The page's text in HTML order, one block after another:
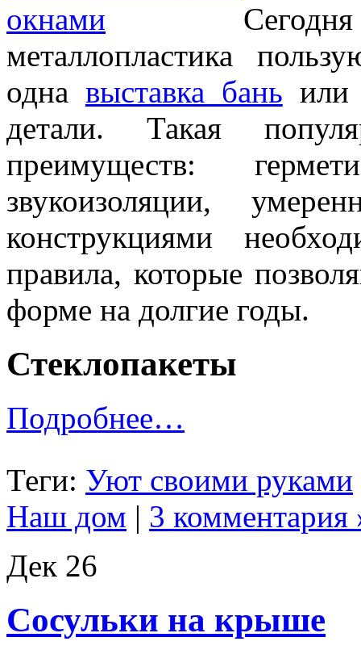
металлопластика
одна выставка бань или
детали. Такая
преимуществ:
звукоизоляции,
конструкциями
правила, которые
форме на долгие годы.
Стеклопакеты
Подробнее…
Теги: Уют своими руками
Наш дом | 3 комментария
Дек 26
Сосульки на крыше